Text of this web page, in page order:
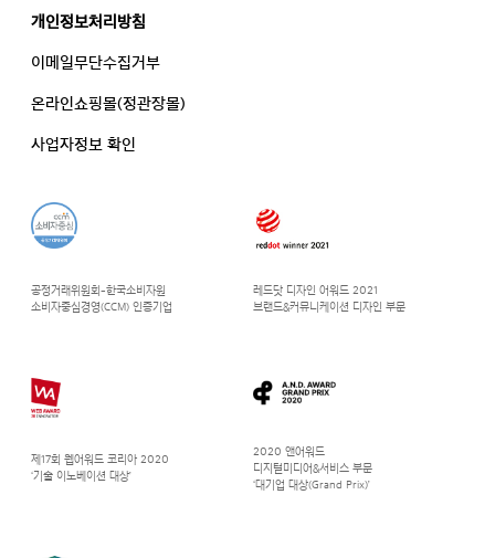
공정거래위원회-한국소비자원
소비자중심경영(CCM) 인증기업
레드닷 디자인 어워드 2021
브랜드&커뮤니케이션 디자인 부문
제17회 웹어워드 코리아 2020
‘기술 이노베이션 대상’
2020 앤어워드
디지털미디어&서비스 부문
‘대기업 대상(Grand Prix)’
개인정보처리방침
이메일무단수집거부
온라인쇼핑몰(정관장몰)
사업자정보 확인